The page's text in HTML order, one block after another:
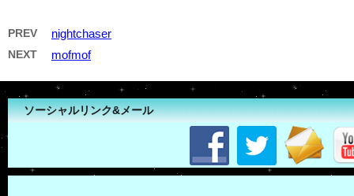
PREV nightchaser
NEXT mofmof
ソーシャルリンク&メール